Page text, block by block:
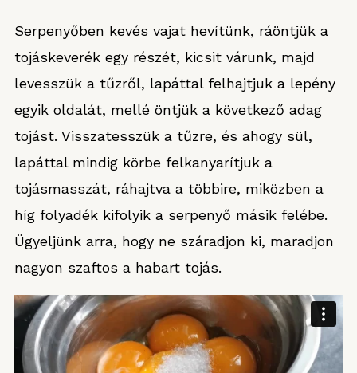
Serpenyőben kevés vajat hevítünk, ráöntjük a
tojáskeverék egy részét, kicsit várunk, majd
levesszük a tűzről, lapáttal felhajtjuk a lepény
egyik oldalát, mellé öntjük a következő adag
tojást. Visszatesszük a tűzre, és ahogy sül,
lapáttal mindig körbe felkanyarítjuk a
tojásmasszát, ráhajtva a többire, miközben a
híg folyadék kifolyik a serpenyő másik felébe.
Ügyeljünk arra, hogy ne száradjon ki, maradjon
nagyon szaftos a habart tojás.